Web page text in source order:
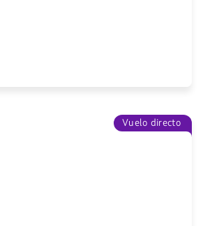
Vuelo directo